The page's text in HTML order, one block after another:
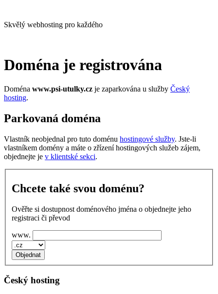
Skvělý webhosting pro každého
Doména je registrována
Doména www.psi-utulky.cz je zaparkována u služby Český
hosting.
Parkovaná doména
Vlastník neobjednal pro tuto doménu hostingové služby. Jste-li
vlastníkem domény a máte o zřízení hostingových služeb zájem,
objednejte je v klientské sekci.
Chcete také svou doménu?
Ověřte si dostupnost doménového jména o objednejte jeho
registraci či převod
www.
Český hosting